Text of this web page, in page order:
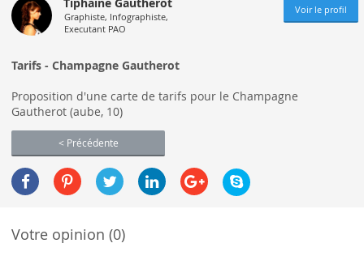
Graphiste, Infographiste,
Executant PAO
Voir le profil
Tarifs - Champagne Gautherot
Proposition d'une carte de tarifs pour le Champagne
Gautherot (aube, 10)
< Précédente
Votre opinion (0)